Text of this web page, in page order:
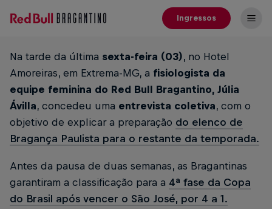
Ingressos
Na tarde da última sexta-feira (03), no Hotel
Amoreiras, em Extrema-MG, a fisiologista da
equipe feminina do Red Bull Bragantino, Júlia
Ávilla, concedeu uma entrevista coletiva, com o
objetivo de explicar a preparação do elenco de
Bragança Paulista para o restante da temporada.
Antes da pausa de duas semanas, as Bragantinas
garantiram a classificação para a 4ª fase da Copa
do Brasil após vencer o São José, por 4 a 1.